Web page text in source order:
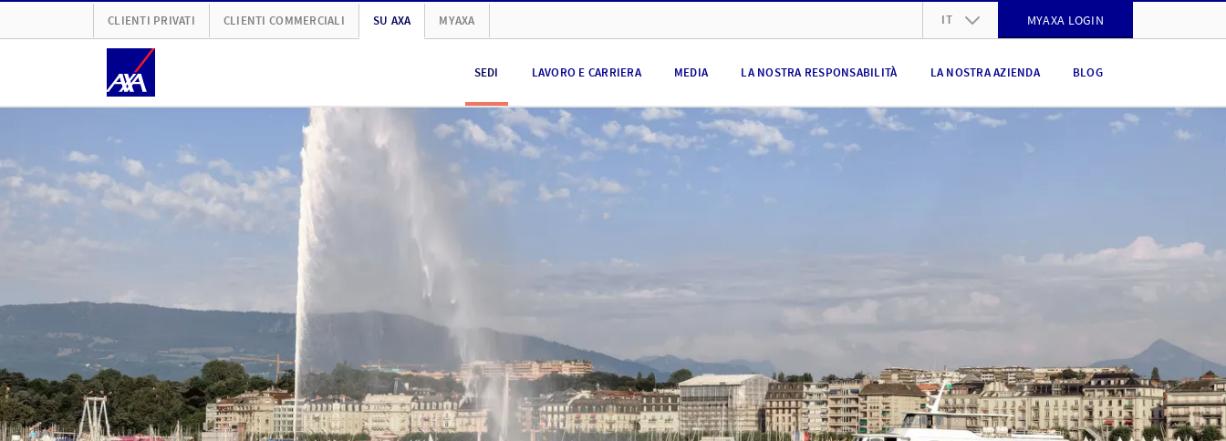
CLIENTI PRIVATI CLIENTI COMMERCIALI SU AXA MYAXA IT
IT
MYAXA LOGIN
SEDI LAVORO E CARRIERA MEDIA LA NOSTRA RESPONSABILITÀ LA NOSTRA AZIENDA BLOG